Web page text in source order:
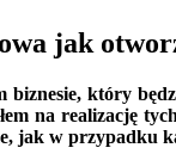
jak
biznesie, który
na realizację
jak w przypadku